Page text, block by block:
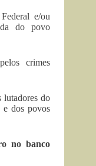
e/ou
do povo
crimes
lutadores do
dos povos
no banco